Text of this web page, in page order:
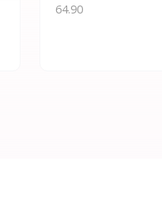
64.90